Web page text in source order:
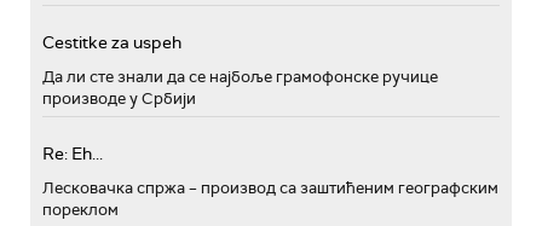
Cestitke za uspeh
Да ли сте знали да се најбоље грамофонске ручице
производе у Србији
Re: Eh...
Лесковачка спржа – производ са заштићеним географским
пореклом